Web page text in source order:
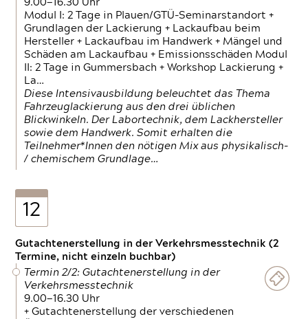
9.00—16.30 Uhr
Modul I: 2 Tage in Plauen/GTÜ-Seminarstandort +
Grundlagen der Lackierung + Lackaufbau beim
Hersteller + Lackaufbau im Handwerk + Mängel und
Schäden am Lackaufbau + Emissionsschäden Modul
II: 2 Tage in Gummersbach + Workshop Lackierung +
La…
Diese Intensivausbildung beleuchtet das Thema
Fahrzeuglackierung aus den drei üblichen
Blickwinkeln. Der Labortechnik, dem Lackhersteller
sowie dem Handwerk. Somit erhalten die
Teilnehmer*Innen den nötigen Mix aus physikalisch-
/ chemischem Grundlage…
12
Gutachtenerstellung in der Verkehrsmesstechnik (2
Termine, nicht einzeln buchbar)
Termin 2/2: Gutachtenerstellung in der
Verkehrsmesstechnik
9.00—16.30 Uhr
+ Gutachtenerstellung der verschiedenen